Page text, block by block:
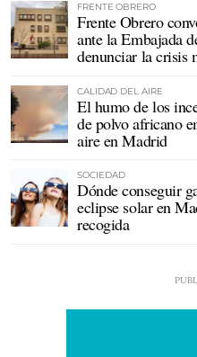
FRENTE OBRERO
Frente Obrero
ante la Embajada
denunciar la crisis
CALIDAD DEL AIRE
El humo de los
de polvo africano
aire en Madrid
SOCIEDAD
Dónde conseguir
eclipse solar en
recogida